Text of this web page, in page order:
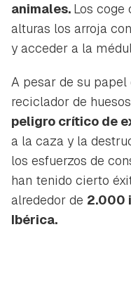
animales. Los coge
alturas los arroja
y acceder a la
A pesar de su
reciclador de
peligro crítico de
a la caza y la
los esfuerzos de
han tenido cierto
alrededor de 2.000
Ibérica.